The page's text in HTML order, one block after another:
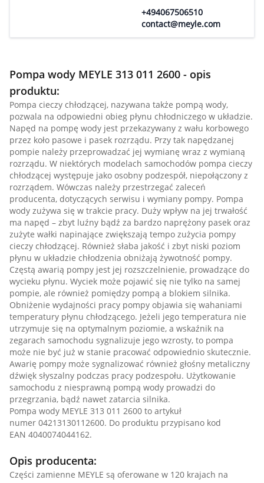
+494067506510
contact@meyle.com
Pompa wody MEYLE 313 011 2600 - opis
produktu:
Pompa cieczy chłodzącej, nazywana także pompą wody,
pozwala na odpowiedni obieg płynu chłodniczego w układzie.
Napęd na pompę wody jest przekazywany z wału korbowego
przez koło pasowe i pasek rozrządu. Przy tak napędzanej
pompie należy przeprowadzać jej wymianę wraz z wymianą
rozrządu. W niektórych modelach samochodów pompa cieczy
chłodzącej występuje jako osobny podzespół, niepołączony z
rozrządem. Wówczas należy przestrzegać zaleceń
producenta, dotyczących serwisu i wymiany pompy. Pompa
wody zużywa się w trakcie pracy. Duży wpływ na jej trwałość
ma napęd – zbyt luźny bądź za bardzo naprężony pasek oraz
zużyte wałki napinające zwiększają tempo zużycia pompy
cieczy chłodzącej. Również słaba jakość i zbyt niski poziom
płynu w układzie chłodzenia obniżają żywotność pompy.
Częstą awarią pompy jest jej rozszczelnienie, prowadzące do
wycieku płynu. Wyciek może pojawić się nie tylko na samej
pompie, ale również pomiędzy pompą a blokiem silnika.
Obniżenie wydajności pracy pompy objawia się wahaniami
temperatury płynu chłodzącego. Jeżeli jego temperatura nie
utrzymuje się na optymalnym poziomie, a wskaźnik na
zegarach samochodu sygnalizuje jego wzrosty, to pompa
może nie być już w stanie pracować odpowiednio skutecznie.
Awarię pompy może sygnalizować również głośny metaliczny
dźwięk słyszalny podczas pracy podzespołu. Użytkowanie
samochodu z niesprawną pompą wody prowadzi do
przegrzania, bądź nawet zatarcia silnika.
Pompa wody MEYLE 313 011 2600 to artykuł
numer 04213130112600. Do produktu przypisano kod
EAN 4040074044162.
Opis producenta:
Części zamienne MEYLE są oferowane w 120 krajach na